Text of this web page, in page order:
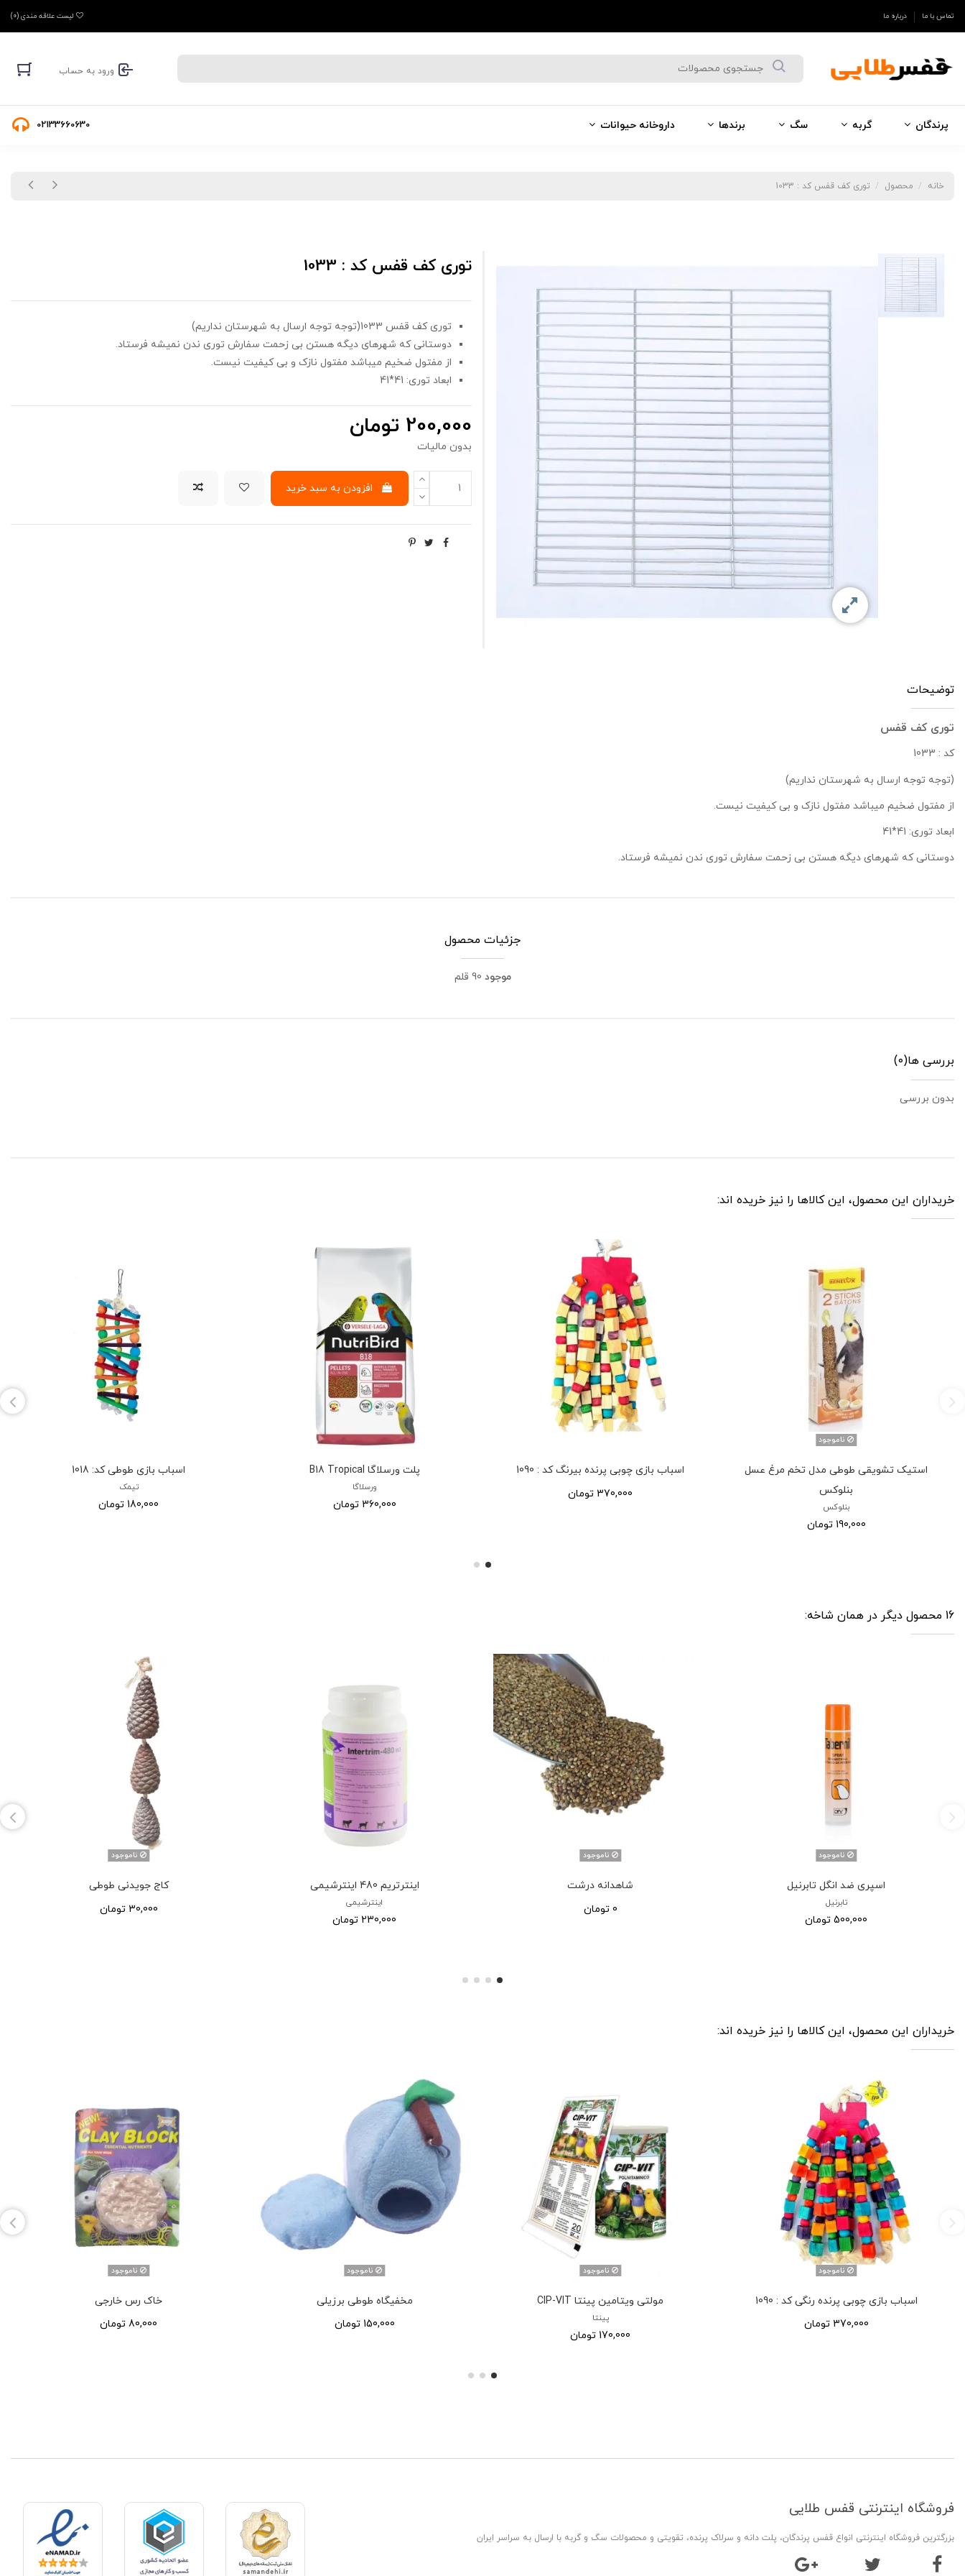
تماس با ما درباره ما لیست علاقه مندی (0
)
ورود به حساب
پرندگان گربه سگ برندها داروخانه حیوانات 02133660630
خانه محصول توری کف قفس کد : 1033
توری کف قفس کد : 1033
توری کف قفس 1033(توجه توجه ارسال به شهرستان نداریم)
دوستانی که شهرهای دیگه هستن بی زحمت سفارش توری ندن نمیشه فرستاد.
از مفتول ضخیم میباشد مفتول نازک و بی کیفیت نیست.
ابعاد توری: 41*41
200,000 تومان
بدون مالیات
افزودن به سبد خرید
توضیحات
توری کف قفس
کد : 1033
(توجه توجه ارسال به شهرستان نداریم)
از مفتول ضخیم میباشد مفتول نازک و بی کیفیت نیست.
ابعاد توری: 41*41
دوستانی که شهرهای دیگه هستن بی زحمت سفارش توری ندن نمیشه فرستاد.
جزئیات محصول
موجود 90 قلم
بررسی ها(0)
بدون بررسی
خریداران این محصول، این کالاها را نیز خریده اند:
ناموجود
استیک تشویقی طوطی مدل تخم مرغ عسل
بنلوکس
بنلوکس
190,000 تومان
اسباب بازی چوبی پرنده بیرنگ کد : 1090
370,000 تومان
پلت ورسلاگا B18 Tropical
ورسلاگا
360,000 تومان
اسباب بازی طوطی کد: 1018
تیمک
180,000 تومان
16 محصول دیگر در همان شاخه:
ناموجود
اسپری ضد انگل تابرنیل
تابرنیل
500,000 تومان
ناموجود
شاهدانه درشت
0 تومان
اینترتریم 480 اینترشیمی
اینترشیمی
230,000 تومان
ناموجود
کاج جویدنی طوطی
30,000 تومان
خریداران این محصول، این کالاها را نیز خریده اند:
ناموجود
اسباب بازی چوبی پرنده رنگی کد : 1090
370,000 تومان
ناموجود
مولتی ویتامین پینتا CIP-VIT
پینتا
170,000 تومان
ناموجود
مخفیگاه طوطی برزیلی
150,000 تومان
ناموجود
خاک رس خارجی
80,000 تومان
فروشگاه اینترنتی قفس طلایی
بزرگترین فروشگاه اینترنتی انواع قفس پرندگان، پلت دانه و سرلاک پرنده، تقویتی و محصولات سگ و گربه با ارسال به سراسر ایران